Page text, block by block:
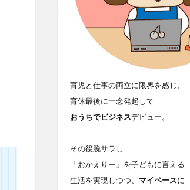
育児と仕事の両立に限界を感じ、
育休最後に一念発起して
おうちでビジネスデビュー。
その後脱サラし
「おかえりー」を子どもに言える
生活を実現しつつ、 マイペースに